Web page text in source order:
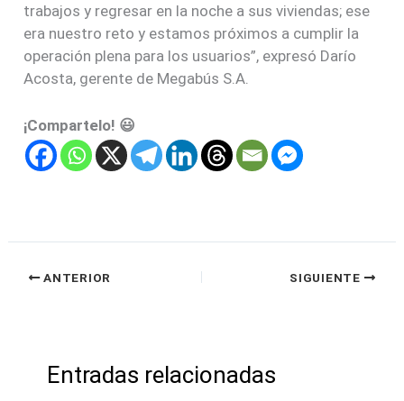
trabajos y regresar en la noche a sus viviendas; ese
era nuestro reto y estamos próximos a cumplir la
operación plena para los usuarios”, expresó Darío
Acosta, gerente de Megabús S.A.
¡Compartelo! 😃
ANTERIOR SIGUIENTE
Entradas relacionadas